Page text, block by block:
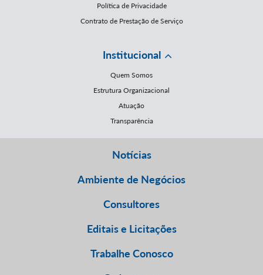
Política de Privacidade
Contrato de Prestação de Serviço
Institucional
Quem Somos
Estrutura Organizacional
Atuação
Transparência
Notícias
Ambiente de Negócios
Consultores
Editais e Licitações
Trabalhe Conosco